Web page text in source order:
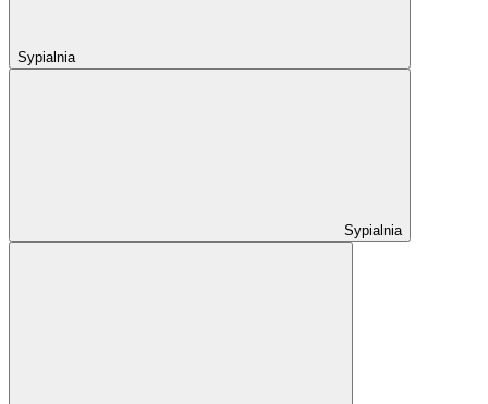
Sypialnia
Sypialnia